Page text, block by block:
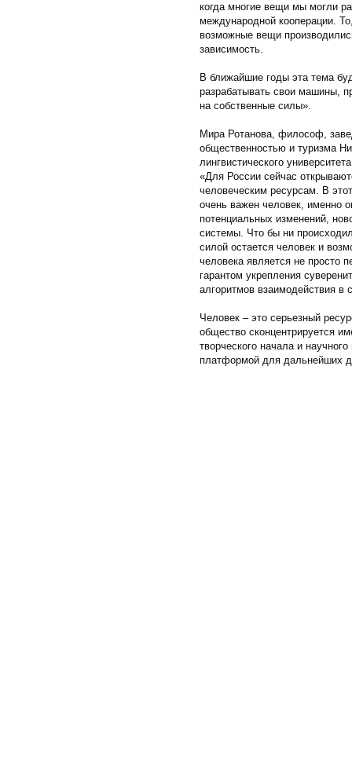
когда многие вещи мы могли
международной кооперации.
возможные вещи
зависимость.
В ближайшие годы эта тема
разрабатывать свои машины,
на собственные силы».
Мира Ротанова, философ,
общественностью и туризма
лингвистического
«Для России сейчас
человеческим ресурсам. В
очень важен человек, именно
потенциальных изменений,
системы. Что бы ни
силой остается человек и
человека является не просто
гарантом укрепления
алгоритмов взаимодействия в
Человек – это серьезный
общество сконцентрируется
творческого начала и
платформой для дальнейших